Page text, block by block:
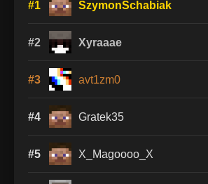
#1 SzymonSchabiak
#2 Xyraaae
#3 avt1zm0
#4 Gratek35
#5 X_Magoooo_X